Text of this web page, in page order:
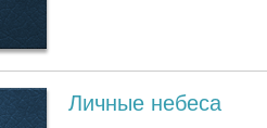
Личные небеса